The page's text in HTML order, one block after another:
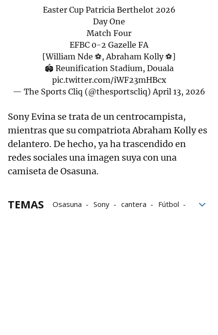
Easter Cup Patricia Berthelot 2026
Day One
Match Four
EFBC 0-2 Gazelle FA
[William Nde ⚽️, Abraham Kolly ⚽️]
🏟 Reunification Stadium, Douala
pic.twitter.com/iWF23mHBcx
— The Sports Cliq (@thesportscliq)April 13, 2026
Sony Evina se trata de un centrocampista,
mientras que su compatriota Abraham Kolly es
delantero. De hecho, ya ha trascendido en
redes sociales una imagen suya con una
camiseta de Osasuna.
TEMAS Osasuna Sony cantera
Fútbol